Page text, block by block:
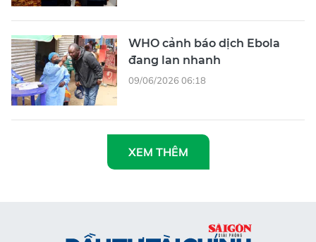
WHO cảnh báo dịch Ebola
đang lan nhanh
09/06/2026 06:18
XEM THÊM